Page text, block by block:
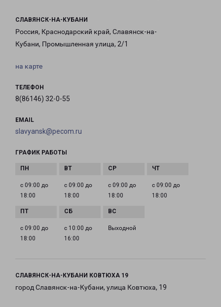
СЛАВЯНСК-НА-КУБАНИ
Россия, Краснодарский край, Славянск-на-
Кубани, Промышленная улица, 2/1
на карте
ТЕЛЕФОН
8(86146) 32-0-55
EMAIL
slavyansk@pecom.ru
ГРАФИК РАБОТЫ
с 09:00 до
18:00
с 09:00 до
18:00
с 09:00 до
18:00
с 09:00 до
18:00
с 09:00 до
18:00
с 10:00 до
16:00
Выходной
СЛАВЯНСК-НА-КУБАНИ КОВТЮХА 19
город Славянск-на-Кубани, улица Ковтюха, 19